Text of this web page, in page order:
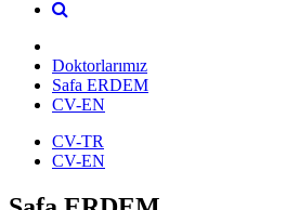
Doktorlarımız
Safa ERDEM
CV-EN
CV-TR
CV-EN